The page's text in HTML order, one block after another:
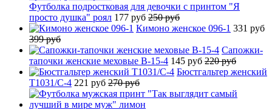
Футболка подростковая для девочки с принтом "Я
просто душка" роял 177 руб 250 руб
Кимоно женское 096-1 331 руб
399 руб
Сапожки-
тапочки женские меховые B-15-4 145 руб 220 руб
Бюстгальтер женский
T1031/C-4 221 руб 270 руб